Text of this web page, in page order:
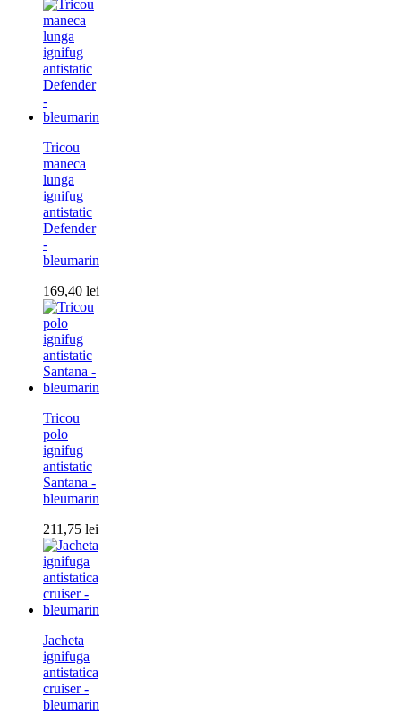
Tricou
maneca
lunga
ignifug
antistatic
Defender
-
bleumarin
169,40 lei
Tricou
polo
ignifug
antistatic
Santana -
bleumarin
211,75 lei
Jacheta
ignifuga
antistatica
cruiser -
bleumarin